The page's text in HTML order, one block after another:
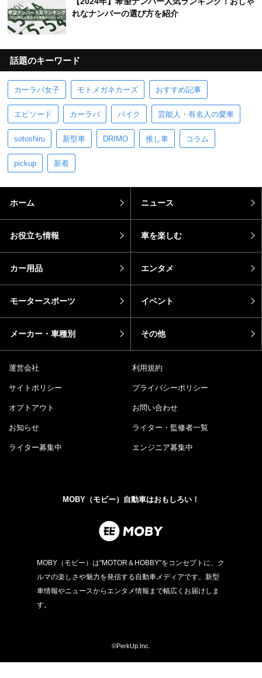
れなナンバーの選び方を紹介
話題のキーワード
カーラバ女子 モトメガネカーズ おすすめ記事
エピソード カーラバ バイク 芸能人・有名人の愛車
sotoshiru 新型車 DRIMO 推し車 コラム
pickup 新着
ホーム ニュース
お役立ち情報 車を楽しむ
カー用品 エンタメ
モータースポーツ イベント
メーカー・車種別 その他
運営会社 利用規約
サイトポリシー プライバシーポリシー
オプトアウト お問い合わせ
お知らせ ライター・監修者一覧
ライター募集中 エンジニア募集中
MOBY（モビー）自動車はおもしろい！
MOBY（モビー）は"MOTOR＆HOBBY"をコンセプトに、ク
ルマの楽しさや魅力を発信する自動車メディアです。新型
車情報やニュースからエンタメ情報まで幅広くお届けしま
す。
©PerkUp.Inc.